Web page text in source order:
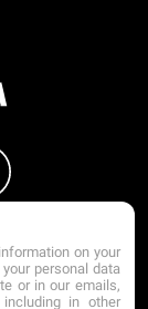
on your
personal data
or in our emails,
in other